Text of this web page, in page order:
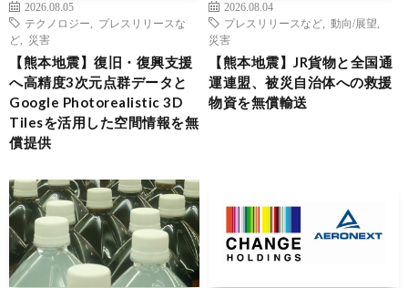
2026.08.05
テクノロジー
プレスリリースな
ど
災害
【熊本地震】復旧・復興支援
へ高精度3次元点群データと
Google Photorealistic 3D
Tilesを活用した空間情報を無
償提供
2026.08.04
プレスリリースなど
動向/展望
災害
【熊本地震】JR貨物と全国通
運連盟、被災自治体への救援
物資を無償輸送